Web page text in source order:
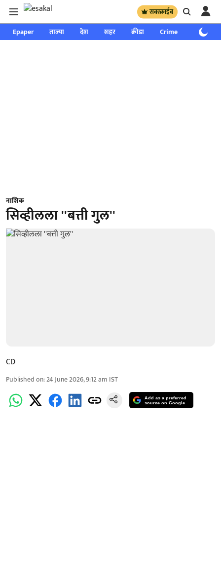
सबस्क्राईब
Epaper ताज्या देश शहर क्रीडा Crime साप्ताहिक
नाशिक
सिव्हीलला ''बत्ती गुल''
CD
Published on:24 June 2026, 9:12 am IST
Add as a preferred
source on Google